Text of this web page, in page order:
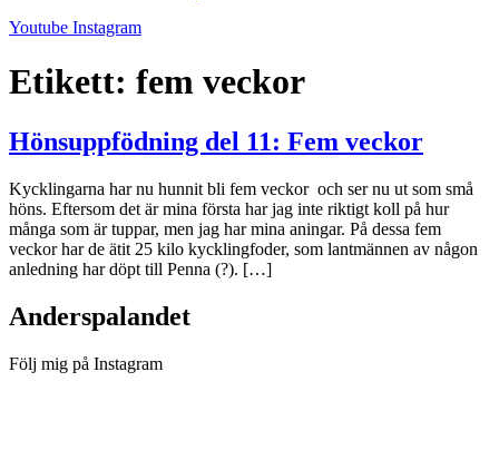
Youtube Instagram
Etikett: fem veckor
Hönsuppfödning del 11: Fem veckor
Kycklingarna har nu hunnit bli fem veckor och ser nu ut som små
höns. Eftersom det är mina första har jag inte riktigt koll på hur
många som är tuppar, men jag har mina aningar. På dessa fem
veckor har de ätit 25 kilo kycklingfoder, som lantmännen av någon
anledning har döpt till Penna (?). […]
Anderspalandet
Följ mig på Instagram